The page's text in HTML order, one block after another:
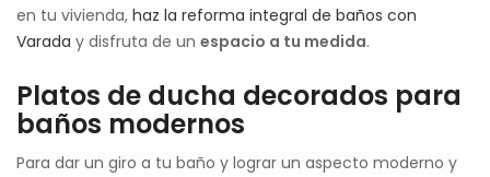
en tu vivienda, haz la reforma integral de baños con
Varada y disfruta de un espacio a tu medida.
Platos de ducha decorados para
baños modernos
Para dar un giro a tu baño y lograr un aspecto moderno y